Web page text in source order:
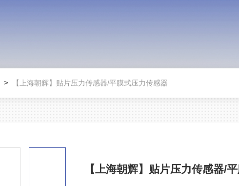
> 【上海朝辉】贴片压力传感器/平膜式压力传感器
【上海朝辉】贴片压力传感器/